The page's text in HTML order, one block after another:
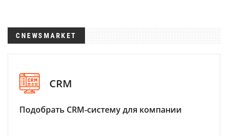
CNEWSMARKET
CRM
Подобрать CRM-систему для компании